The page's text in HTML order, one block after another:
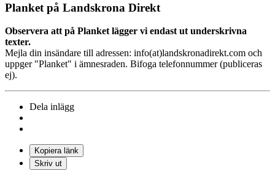
Planket på Landskrona Direkt
Observera att på Planket lägger vi endast ut underskrivna
texter.
Mejla din insändare till adressen: info(at)landskronadirekt.com och
uppger "Planket" i ämnesraden. Bifoga telefonnummer (publiceras
ej).
Dela inlägg
Kopiera länk
Skriv ut